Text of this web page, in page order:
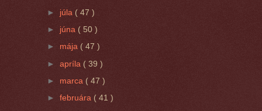
► júla ( 47 )
► júna ( 50 )
► mája ( 47 )
►apríla ( 39 )
► marca ( 47 )
►februára ( 41 )